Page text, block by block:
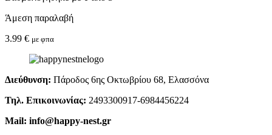
Άμεση παραλαβή
3.99 € με φπα
Διεύθυνση: Πάροδος 6ης Οκτωβρίου 68, Ελασσόνα
Τηλ. Επικοινωνίας: 2493300917-6984456224
Mail: info@happy-nest.gr